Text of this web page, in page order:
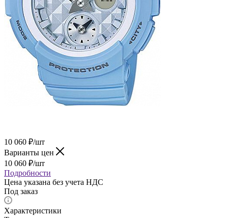
10 060 ₽/шт
Варианты цен
10 060 ₽/шт
Подробности
Цена указана без учета НДС
Под заказ
Характеристики